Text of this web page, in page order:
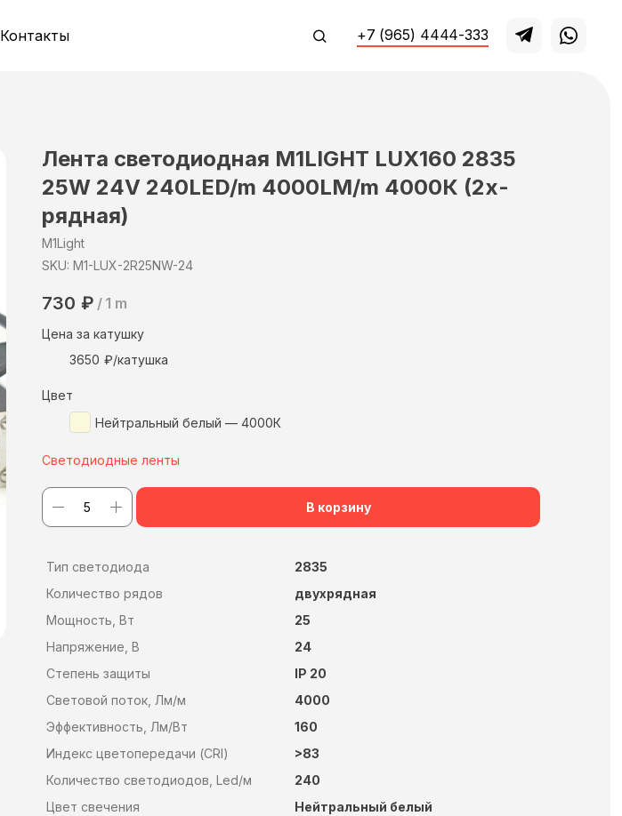
Контакты +7 (965) 4444-333
Лента светодиодная М1LIGHT LUX160 2835
25W 24V 240LED/m 4000LM/m 4000К (2х-
рядная)
M1Light
SKU: M1-LUX-2R25NW-24
730 ₽ / 1 m
Цена за катушку
3650
Цвет
Нейтральный белый — 4000К
Светодиодные ленты
В корзину
Тип светодиода
2835
Количество рядов
двухрядная
Мощность, Вт
25
Напряжение, В
24
Степень защиты
IP 20
Световой поток, Лм/м
4000
Эффективность, Лм/Вт
160
Индекс цветопередачи (CRI)
>83
Количество светодиодов, Led/м
240
Цвет свечения
Нейтральный белый